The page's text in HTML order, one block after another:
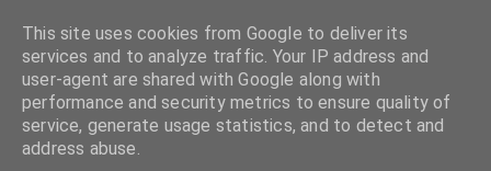
This site uses cookies from Google to deliver its
services and to analyze traffic. Your IP address and
user-agent are shared with Google along with
performance and security metrics to ensure quality of
service, generate usage statistics, and to detect and
address abuse.